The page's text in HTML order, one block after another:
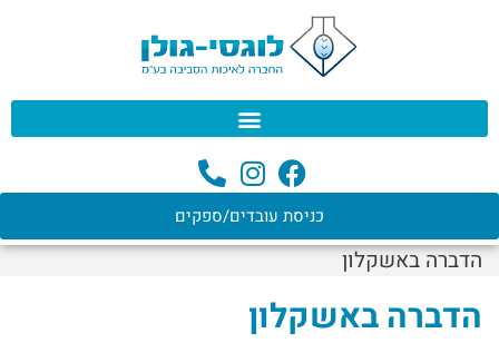
כניסת עובדים/ספקים
הדברה באשקלון
הדברה באשקלון